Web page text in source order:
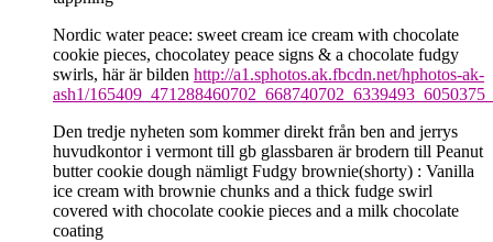
Nordic water peace: sweet cream ice cream with chocolate
cookie pieces, chocolatey peace signs & a chocolate fudgy
swirls, här är bilden http://a1.sphotos.ak.fbcdn.net/hphotos-ak-
ash1/
Den tredje nyheten som kommer direkt från ben and jerrys
huvudkontor i vermont till gb glassbaren är brodern till Peanut
butter cookie dough nämligt Fudgy brownie(shorty) : Vanilla
ice cream with brownie chunks and a thick fudge swirl
covered with chocolate cookie pieces and a milk chocolate
coating